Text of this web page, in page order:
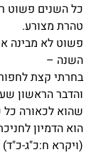
כל השנים פשוט
טהרת מצורע.
פשוט לא מבינה
השנה –
בחרתי קצת
והדבר הראשון
שהוא לכאורה
הוא הדמיון
(ויקרא ח:כ"ג-כ"ד)